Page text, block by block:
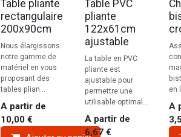
Table pliante
rectangulaire
200x90cm
Nous élargissons
notre gamme de
matériel en vous
proposant des
tables plian...
A partir de
10,00 €
Table PVC
pliante
122x61cm
ajustable
La table en PVC
pliante est
ajustable pour
permettre une
utilisable optimal...
A partir de
6,67€
en
A